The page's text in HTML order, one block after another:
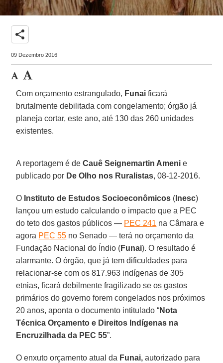
share
09 Dezembro 2016
Com orçamento estrangulado, Funai ficará
brutalmente debilitada com congelamento; órgão já
planeja cortar, este ano, até 130 das 260 unidades
existentes.
A reportagem é deCauê Seignemartin Ameni e
publicado por De Olho nos Ruralistas, 08-12-2016.
O Instituto de Estudos Socioeconômicos ( Inesc)
lançou um estudo calculando o impacto que a PEC
do teto dos gastos públicos — PEC 241 na Câmara e
agora PEC 55 no Senado — terá no orçamento da
Fundação Nacional do Índio (Funai). O resultado é
alarmante. O órgão, que já tem dificuldades para
relacionar-se com os 817.963 indígenas de 305
etnias, ficará debilmente fragilizado se os gastos
primários do governo forem congelados nos próximos
20 anos, aponta o documento intitulado “Nota
Técnica Orçamento e Direitos Indígenas na
Encruzilhada da PEC 55”.
O enxuto orçamento atual da Funai, autorizado para